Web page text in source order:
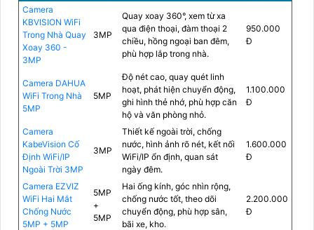
Camera
KBVISION WiFi
Trong Nhà Quay
Xoay 360 -
3MP
3MP
Quay xoay 360°, xem từ xa
qua điện thoại, đàm thoại 2
chiều, hồng ngoại ban đêm,
phù hợp lắp trong nhà.
950.000
Đ
Camera DAHUA
WiFi Trong Nhà
5MP
5MP
Độ nét cao, quay quét linh
hoạt, phát hiện chuyển động,
ghi hình thẻ nhớ, phù hợp căn
hộ và văn phòng nhỏ.
1.100.000
Đ
Camera
KabeVision Cố
Định WiFi/IP
Ngoài Trời 3MP
3MP
Thiết kế ngoài trời, chống
nước, hình ảnh rõ nét, kết nối
WiFi/IP ổn định, quan sát
ngày đêm.
1.600.000
Đ
Camera EZVIZ
WiFi Hai Mắt
Chống Nước
5MP + 5MP
5MP
+
5MP
Hai ống kính, góc nhìn rộng,
chống nước tốt, theo dõi
chuyển động, phù hợp sân,
bãi xe, kho.
2.200.000
Đ